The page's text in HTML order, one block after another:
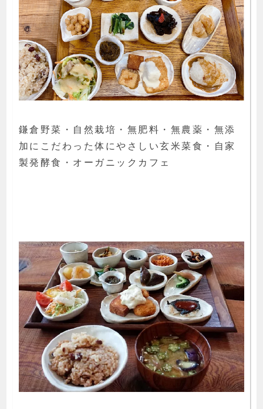
鎌倉野菜・自然栽培・無肥料・無農薬・無添
加にこだわった体にやさしい玄米菜食・自家
製発酵食・オーガニックカフェ